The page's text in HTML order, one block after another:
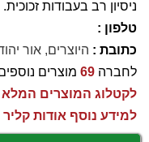
ניסיון רב בעבודות זכוכית.
טלפון :
כתובת : היוצרים, אור
לחברה 69 מוצרים
לקטלוג המוצרים המלא
למידע נוסף אודות